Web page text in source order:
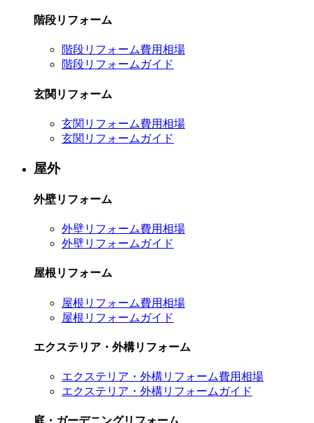
階段リフォーム
階段リフォーム費用相場
階段リフォームガイド
玄関リフォーム
玄関リフォーム費用相場
玄関リフォームガイド
屋外
外壁リフォーム
外壁リフォーム費用相場
外壁リフォームガイド
屋根リフォーム
屋根リフォーム費用相場
屋根リフォームガイド
エクステリア・外構リフォーム
エクステリア・外構リフォーム費用相場
エクステリア・外構リフォームガイド